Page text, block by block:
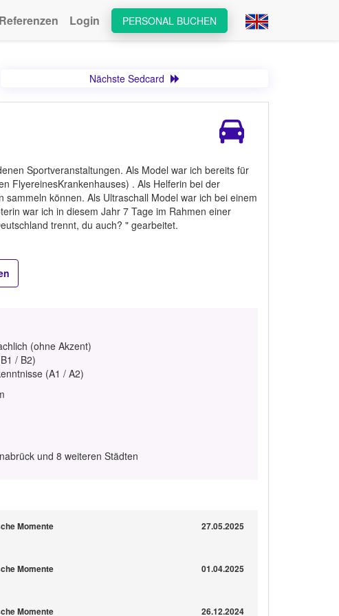
PERSONAL BUCHEN
Referenzen Login
Nächste Sedcard
Sportveranstaltungen. Als Model war ich bereits für
FlyereinesKrankenhauses) . Als Helferin bei der
können. Als Ultraschall Model war ich bei einem
war ich in diesem Jahr 7 Tage im Rahmen einer
trennt, du auch? " gearbeitet.
(ohne Akzent)
/ B2)
(A1 / A2)
und 8 weiteren Städten
Momente 27.05.2025
Momente 01.04.2025
Momente 26.12.2024